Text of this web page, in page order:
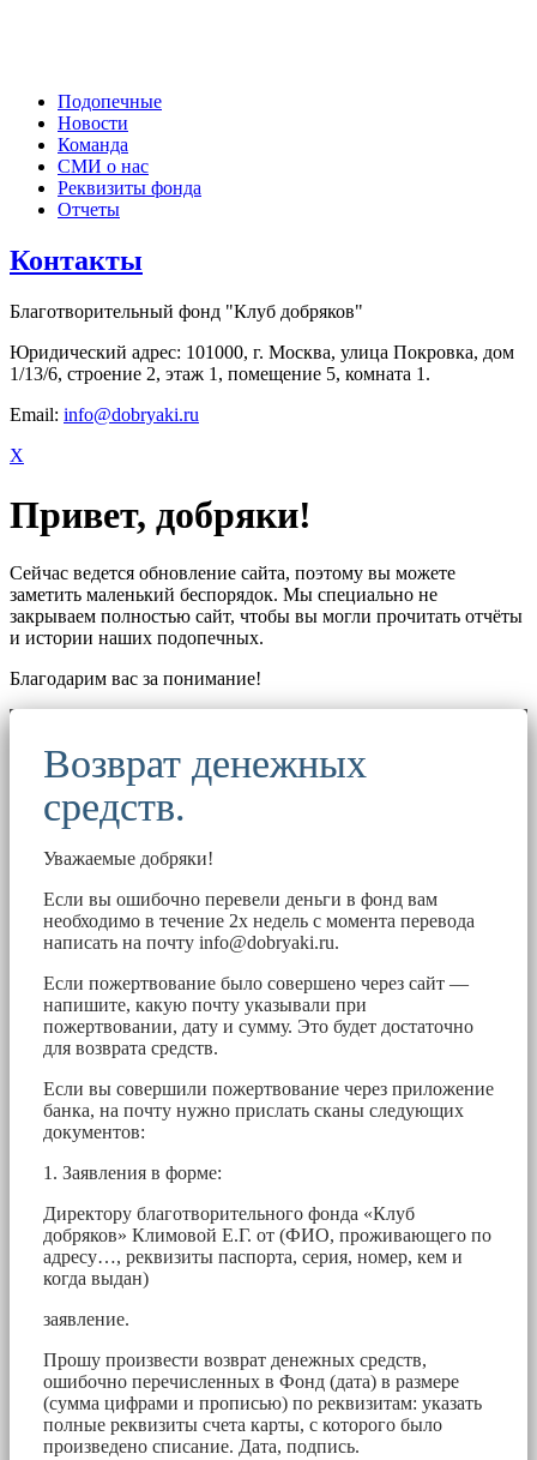
Подопечные
Новости
Команда
СМИ о нас
Реквизиты фонда
Отчеты
Контакты
Благотворительный фонд "Клуб добряков"
Юридический адрес: 101000, г. Москва, улица Покровка, дом
1/13/6, строение 2, этаж 1, помещение 5, комната 1.
Email: info@dobryaki.ru
X
Привет, добряки!
Сейчас ведется обновление сайта, поэтому вы можете
заметить маленький беспорядок. Мы специально не
закрываем полностью сайт, чтобы вы могли прочитать отчёты
и истории наших подопечных.
Благодарим вас за понимание!
Возврат денежных
средств.
Уважаемые добряки!
Если вы ошибочно перевели деньги в фонд вам
необходимо в течение 2х недель с момента перевода
написать на почту info@dobryaki.ru.
Если пожертвование было совершено через сайт —
напишите, какую почту указывали при
пожертвовании, дату и сумму. Это будет достаточно
для возврата средств.
Если вы совершили пожертвование через приложение
банка, на почту нужно прислать сканы следующих
документов:
1. Заявления в форме:
Директору благотворительного фонда «Клуб
добряков» Климовой Е.Г. от (ФИО, проживающего по
адресу…, реквизиты паспорта, серия, номер, кем и
когда выдан)
заявление.
Прошу произвести возврат денежных средств,
ошибочно перечисленных в Фонд (дата) в размере
(сумма цифрами и прописью) по реквизитам: указать
полные реквизиты счета карты, с которого было
произведено списание. Дата, подпись.